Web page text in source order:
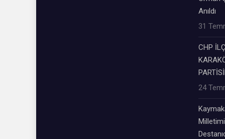
Anıldı
31
CHP
24